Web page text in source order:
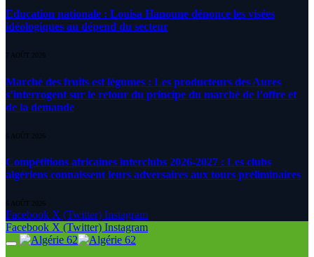
Education nationale : Louisa Hanoune dénonce les visées
idéologiques au dépend du secteur
7 AOÛT 2026
Marché des fruits est légumes : Les producteurs des Aures
s’interrogent sur le retour du principe du marché de l’offre et
de la demande
6 AOÛT 2026
Compétitions africaines interclubs 2026-2027 : Les clubs
algériens connaissent leurs adversaires aux tours préliminaires
6 AOÛT 2026
Facebook X (Twitter) Instagram
Facebook X (Twitter) Instagram